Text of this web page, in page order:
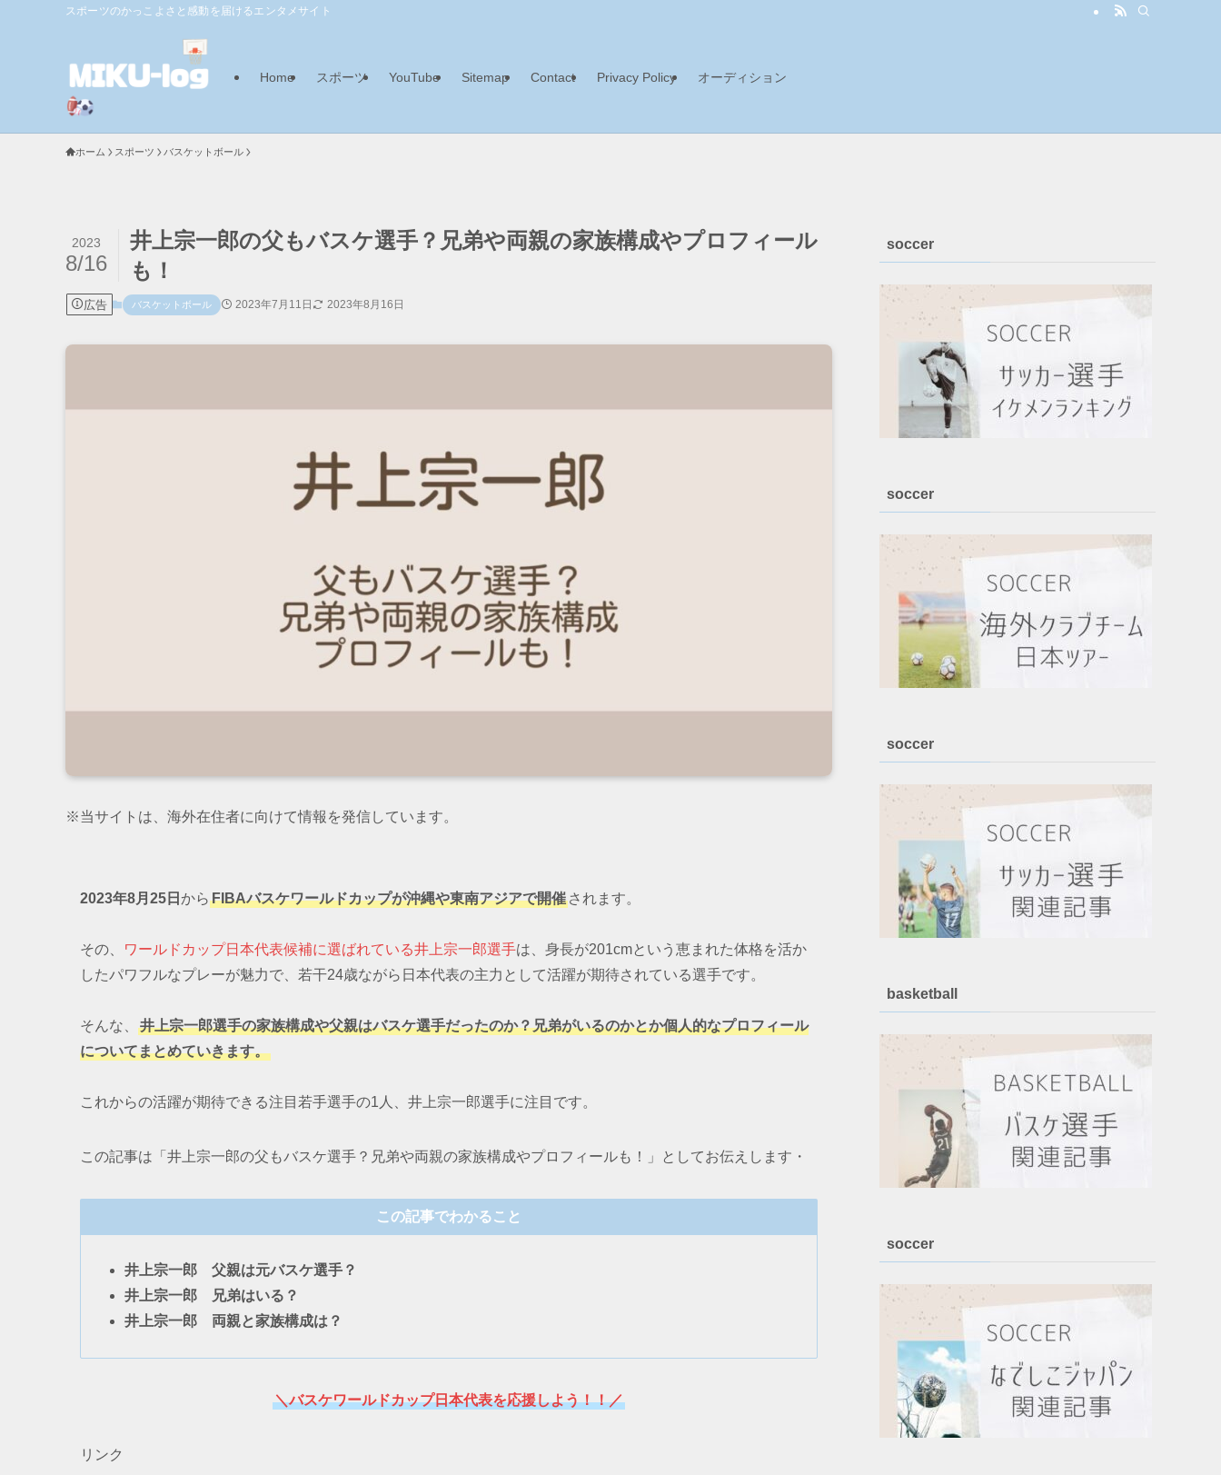
スポーツのかっこよさと感動を届けるエンタメサイト
Home スポーツ YouTube Sitemap Contact Privacy Policy オーディション
ホーム スポーツ バスケットボール
井上宗一郎の父もバスケ選手？兄弟や両親の家族構成やプロフィール
も！
2023
8/16
広告 バスケットボール 2023年7月11日 2023年8月16日
※当サイトは、海外在住者に向けて情報を発信しています。
2023年8月25日 から FIBAバスケワールドカップが沖縄や東南アジアで開催 されます。
その、 ワールドカップ日本代表候補に選ばれている井上宗一郎選手は、身長が201cmという恵まれた体格を活か
したパワフルなプレーが魅力で、若干24歳ながら日本代表の主力として活躍が期待されている選手です。
そんな、
井上宗一郎選手の家族構成や父親はバスケ選手だったのか？兄弟がいるのかとか個人的なプロフィール
についてまとめていきます。
これからの活躍が期待できる注目若手選手の1人、井上宗一郎選手に注目です。
この記事は「井上宗一郎の父もバスケ選手？兄弟や両親の家族構成やプロフィールも！」としてお伝えします・
この記事でわかること
井上宗一郎 父親は元バスケ選手？
井上宗一郎 兄弟はいる？
井上宗一郎 両親と家族構成は？
＼バスケワールドカップ日本代表を応援しよう！！／
リンク
soccer
soccer
soccer
basketball
soccer